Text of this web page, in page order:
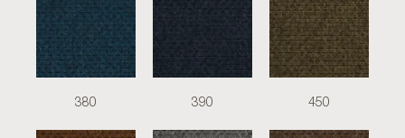
380 390 450